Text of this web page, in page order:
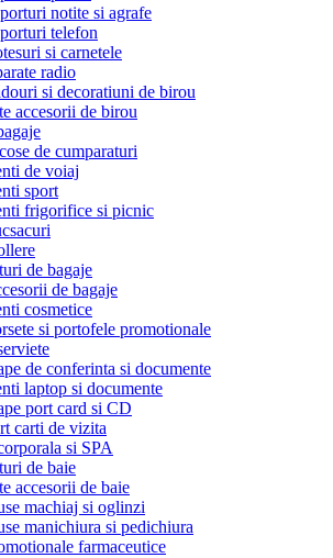
notite si agrafe
telefon
si carnetele
radio
si decoratiuni de birou
accesorii de birou
de cumparaturi
de voiaj
sport
frigorifice si picnic
de bagaje
de bagaje
cosmetice
si portofele promotionale
de conferinta si documente
laptop si documente
port card si CD
carti de vizita
si SPA
de baie
accesorii de baie
machiaj si oglinzi
manichiura si pedichiura
farmaceutice